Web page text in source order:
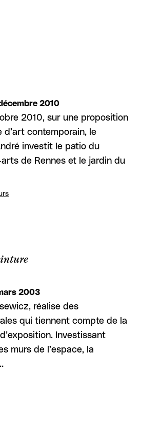
2010
2010, sur une proposition
contemporain, le
investit le patio du
de Rennes et le jardin du
2003
réalise des
qui tiennent compte de la
Investissant
murs de l’espace, la